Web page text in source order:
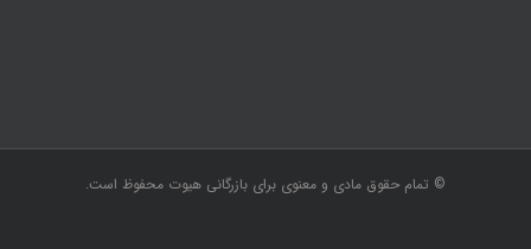
© تمام حقوق مادی و معنوی برای بازرگانی هیوت محفوظ است.